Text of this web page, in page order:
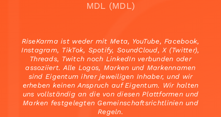
MDL (MDL)
RiseKarma ist weder mit Meta, YouTube, Facebook,
Instagram, TikTok, Spotify, SoundCloud, X (Twitter),
Threads, Twitch noch LinkedIn verbunden oder
assoziiert. Alle Logos, Marken und Markennamen
sind Eigentum ihrer jeweiligen Inhaber, und wir
erheben keinen Anspruch auf Eigentum. Wir halten
uns vollständig an die von diesen Plattformen und
Marken festgelegten Gemeinschaftsrichtlinien und
Regeln.